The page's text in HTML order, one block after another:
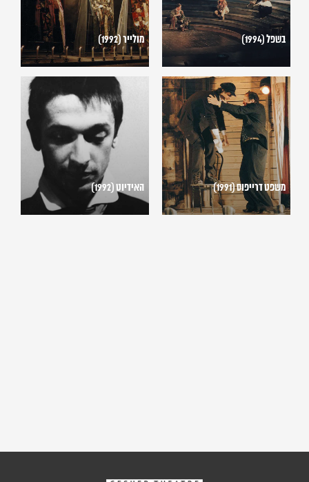
בשפל (1994) מולייר (1992)
משפט
דרייפוס
(1991)
משפט דרייפוס (1991)
האידיוט
האידיוט (1992)